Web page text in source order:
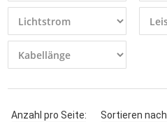
Anzahl pro Seite:
Sortieren nach